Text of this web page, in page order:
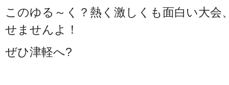
このゆる～く？熱く激しくも面白い大会
せませんよ！
ぜひ津軽へ?